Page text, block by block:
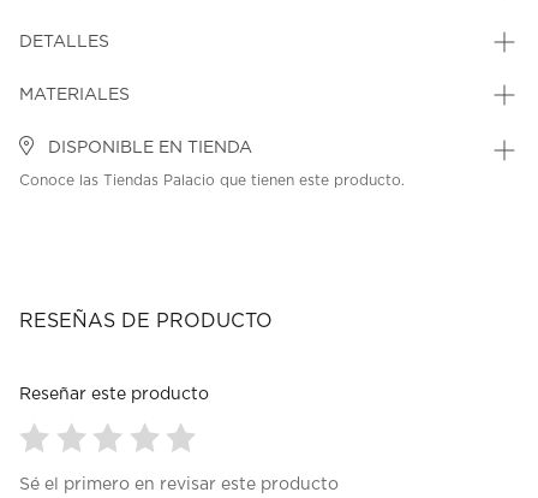
DETALLES
MATERIALES
DISPONIBLE EN TIENDA
Conoce las Tiendas Palacio que tienen este producto.
RESEÑAS DE PRODUCTO
Reseñar este producto
paraparaparaparapara
Sé el primero en revisar este producto